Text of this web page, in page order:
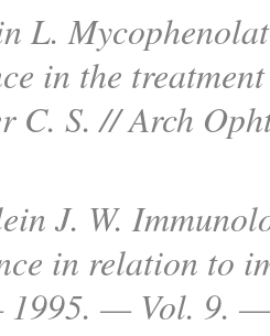
L.
in the
C. S. // Arch
J. W.
in relation to
1995. — Vol. 9.